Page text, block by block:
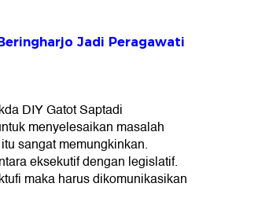
Jadi Peragawati
DIY Gatot Saptadi
menyelesaikan masalah
sangat memungkinkan.
eksekutif dengan legislatif.
maka harus dikomunikasikan